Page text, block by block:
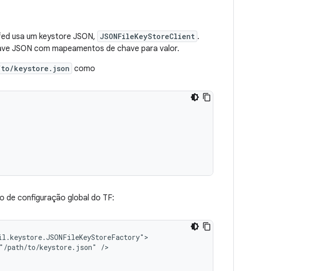
usa um keystore JSON, JSONFileKeyStoreClient .
JSON com mapeamentos de chave para valor.
keystore.json como
de configuração global do TF:
path/to/keystore.json"
/>